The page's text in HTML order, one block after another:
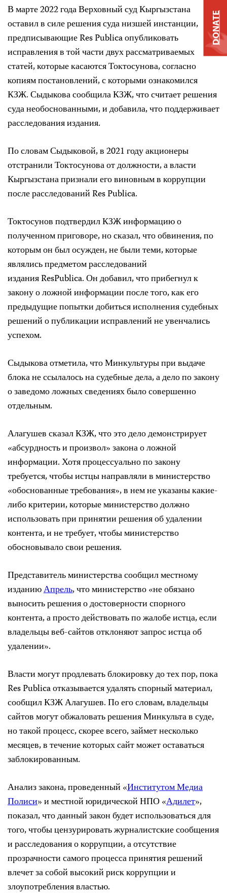
В марте 2022 года Верховный суд Кыргызстана
оставил в силе решения суда низшей инстанции,
предписывающие Res Publica опубликовать
исправления в той части двух рассматриваемых
статей, которые касаются Токтосунова, согласно
копиям постановлений, с которыми ознакомился
КЗЖ. Сыдыкова сообщила КЗЖ, что считает решения
суда необоснованными, и добавила, что поддерживает
расследования издания.
По словам Сыдыковой, в 2021 году акционеры
отстранили Токтосунова от должности, а власти
Кыргызстана признали его виновным в коррупции
после расследований Res Publica.
Токтосунов подтвердил КЗЖ информацию о
полученном приговоре, но сказал, что обвинения, по
которым он был осужден, не были теми, которые
являлись предметом расследований
издания ResPublica. Он добавил, что прибегнул к
закону о ложной информации после того, как его
предыдущие попытки добиться исполнения судебных
решений о публикации исправлений не увенчались
успехом.
Сыдыкова отметила, что Минкультуры при выдаче
блока не ссылалось на судебные дела, а дело по закону
о заведомо ложных сведениях было совершенно
отдельным.
Алагушев сказал КЗЖ, что это дело демонстрирует
«абсурдность и произвол» закона о ложной
информации. Хотя процессуально по закону
требуется, чтобы истцы направляли в министерство
«обоснованные требования», в нем не указаны какие-
либо критерии, которые министерство должно
использовать при принятии решения об удалении
контента, и не требует, чтобы министерство
обосновывало свои решения.
Представитель министерства сообщил местному
изданиюАпрель, что министерство «не обязано
выносить решения о достоверности спорного
контента, а просто действовать по жалобе истца, если
владельцы веб-сайтов отклоняют запрос истца об
удалении».
Власти могут продлевать блокировку до тех пор, пока
Res Publica отказывается удалять спорный материал,
сообщил КЗЖ Алагушев. По его словам, владельцы
сайтов могут обжаловать решения Минкульта в суде,
но такой процесс, скорее всего, займет несколько
месяцев, в течение которых сайт может оставаться
заблокированным.
Анализ закона, проведенный «Институтом Медиа
Полиси» и местной юридической НПО «Адилет»,
показал, что данный закон будет использоваться для
того, чтобы цензурировать журналистские сообщения
и расследования о коррупции, а отсутствие
прозрачности самого процесса принятия решений
влечет за собой высокий риск коррупции и
злоупотребления властью.
DONATE